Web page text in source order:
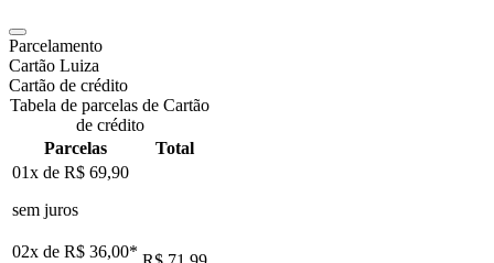
Parcelamento
Cartão Luiza
Cartão de crédito
Tabela de parcelas de Cartão
de crédito
Parcelas
Total
01x de R$ 69,90
sem juros
02x de R$ 36,00*